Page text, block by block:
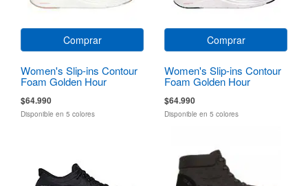
Comprar
Women's Slip-ins Contour
Foam Golden Hour
$64.990
Disponible en 5 colores
Comprar
Women's Slip-ins Contour
Foam Golden Hour
$64.990
Disponible en 5 colores